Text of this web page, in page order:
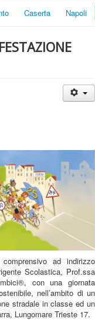
Caserta Napoli
ad indirizzo
Scolastica, Prof.ssa
con una giornata
nell’ambito di un
stradale in classe ed un
Lungomare Trieste 17.